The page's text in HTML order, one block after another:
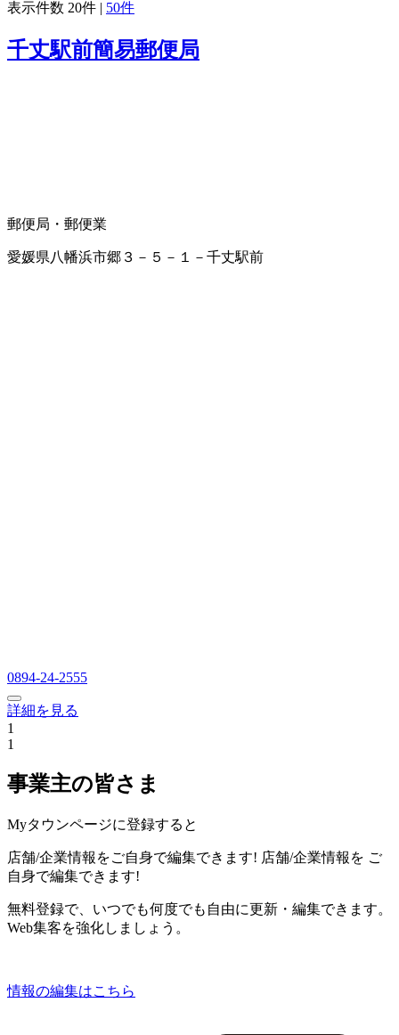
表示件数 20件 | 50件
千丈駅前簡易郵便局
郵便局・郵便業
愛媛県八幡浜市郷３－５－１－千丈駅前
0894-24-2555
詳細を見る
1
1
事業主の皆さま
Myタウンページに登録すると
店舗/企業情報をご自身で編集できます! 店舗/企業情報を ご
自身で編集できます!
無料登録で、いつでも何度でも自由に更新・編集できます。
Web集客を強化しましょう。
情報の編集はこちら